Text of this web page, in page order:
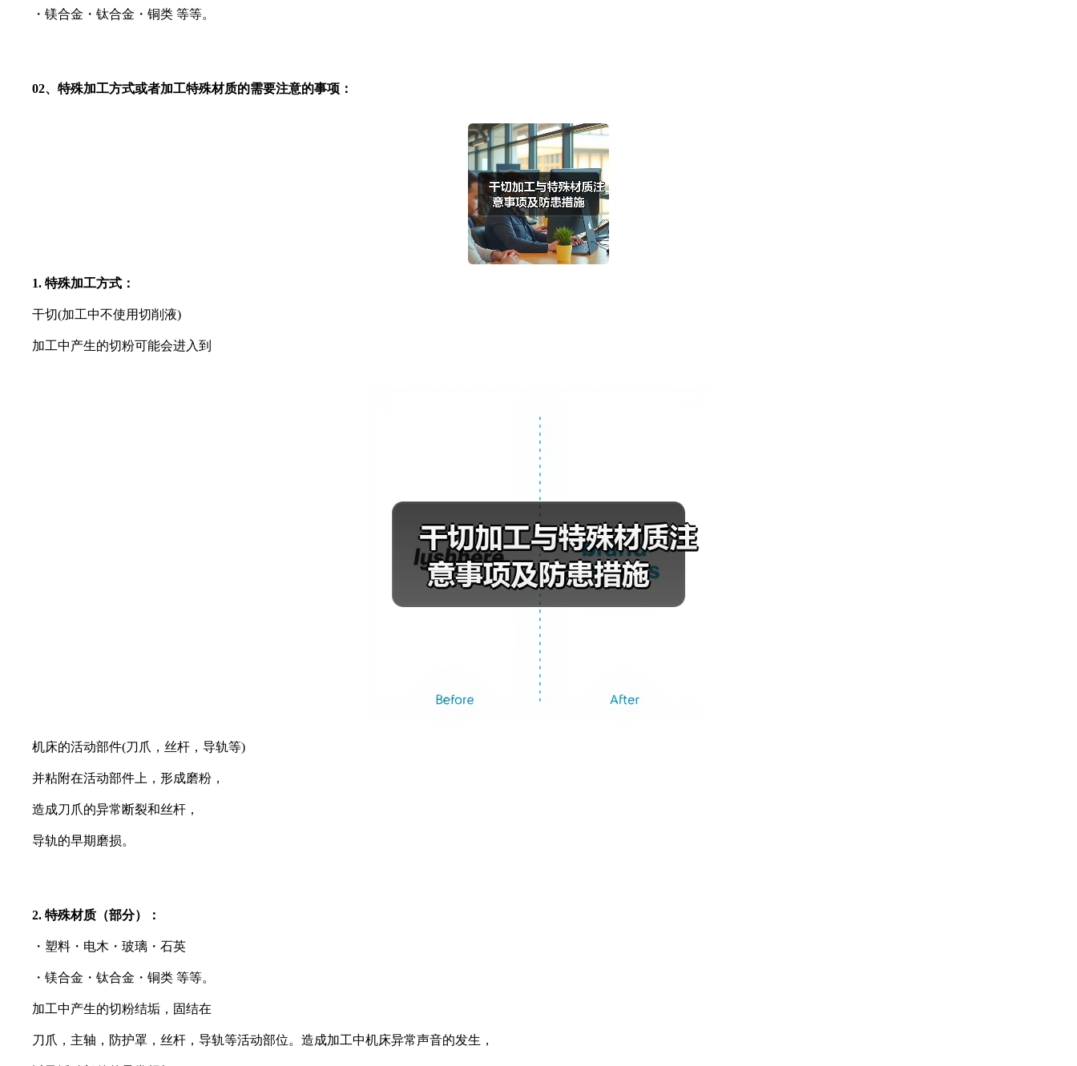
・镁合金・钛合金・铜类 等等。
02、 特殊加工方式或者加工特殊材质的需要注意的事项：
1. 特殊加工方式：
干切(加工中不使用切削液)
加工中产生的切粉可能会进入到
机床的活动部件(刀爪，丝杆，导轨等)
并粘附在活动部件上，形成磨粉，
造成刀爪的异常断裂和丝杆，
导轨的早期磨损。
2. 特殊材质（部分）：
・塑料・电木・玻璃・石英
・镁合金・钛合金・铜类 等等。
加工中产生的切粉结垢，固结在
刀爪，主轴，防护罩，丝杆，导轨等活动部位。造成加工中机床异常声音的发生，